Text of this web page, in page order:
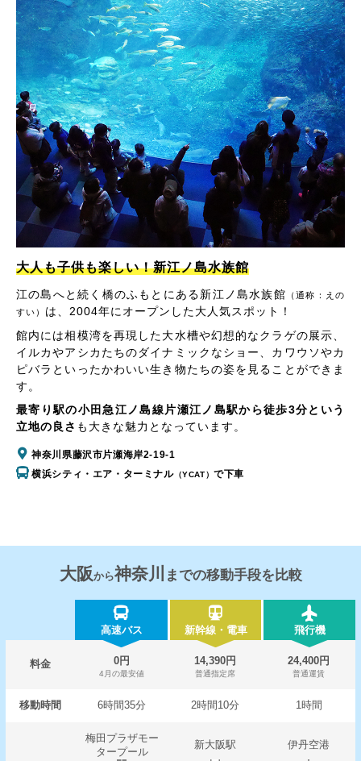
大人も子供も楽しい！新江ノ島水族館
江の島へと続く橋のふもとにある新江ノ島水族館 （通称：えの
すい） は、2004年にオープンした大人気スポット！
館内には相模湾を再現した大水槽や幻想的なクラゲの展示、
イルカやアシカたちのダイナミックなショー、カワウソやカ
ピバラといったかわいい生き物たちの姿を見ることができま
す。
最寄り駅の小田急江ノ島線片瀬江ノ島駅から徒歩3分という
立地の良さ も大きな魅力となっています。
神奈川県藤沢市片瀬海岸2-19-1
横浜シティ・エア・ターミナル（YCAT）で下車
大阪から神奈川 までの移動手段を比較
高速バス 新幹線・電車 飛行機
料金 0円
4月の最安値
14,390円
普通指定席
24,400円
普通運賃
移動時間 6時間35分 2時間10分 1時間
梅田プラザモー
タープール
新大阪駅 伊丹空港